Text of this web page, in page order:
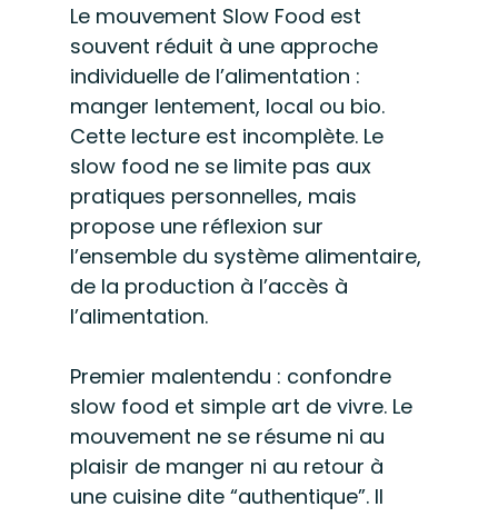
Le mouvement Slow Food est
souvent réduit à une approche
individuelle de l’alimentation :
manger lentement, local ou bio.
Cette lecture est incomplète. Le
slow food ne se limite pas aux
pratiques personnelles, mais
propose une réflexion sur
l’ensemble du système alimentaire,
de la production à l’accès à
l’alimentation.
Premier malentendu : confondre
slow food et simple art de vivre. Le
mouvement ne se résume ni au
plaisir de manger ni au retour à
une cuisine dite “authentique”. Il